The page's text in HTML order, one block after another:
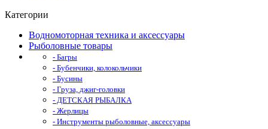
Категории
Водномоторная техника и аксессуары
Рыболовные товары
- Багры
- Бубенчики, колокольчики
- Бусины
- Груза, джиг-головки
- ДЕТСКАЯ РЫБАЛКА
- Жерлицы
- Инструменты рыболовные, аксессуары